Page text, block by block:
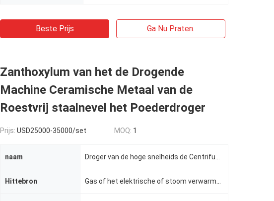
Beste Prijs Ga Nu Praten.
Zanthoxylum van het de Drogende
Machine Ceramische Metaal van de
Roestvrij staalnevel het Poederdroger
Prijs: USD25000-35000/set MOQ: 1
naam
Hittebron